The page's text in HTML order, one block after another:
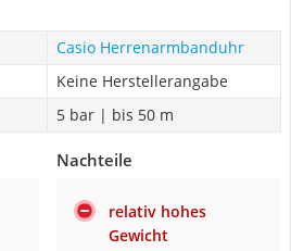
Casio Herrenarmbanduhr
Keine Herstellerangabe
5 bar | bis 50 m
Nachteile
relativ hohes
Gewicht